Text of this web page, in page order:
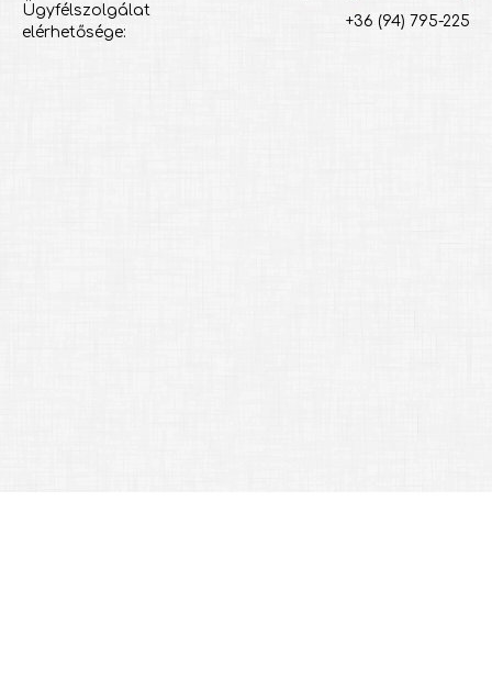
Ügyfélszolgálat
elérhetősége:
+36 (94) 795-225